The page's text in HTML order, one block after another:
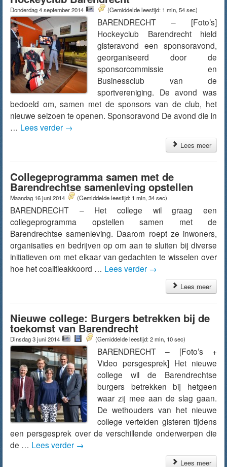
Donderdag 4 september 2014 (Gemiddelde leestijd: 1 min, 54 sec)
BARENDRECHT – [Foto’s]
Hockeyclub Barendrecht hield
gisteravond een sponsoravond,
georganiseerd door de
sponsorcommissie en
Businessclub van de
sportvereniging. De avond was
bedoeld om, samen met de sponsors van de club, het
nieuwe seizoen te openen. Sponsoravond De avond die in
… Lees verder →
Lees meer
Collegeprogramma samen met de
Barendrechtse samenleving opstellen
Maandag 16 juni 2014 (Gemiddelde leestijd: 1 min, 34 sec)
BARENDRECHT – Het college wil graag een
collegeprogramma opstellen samen met de
Barendrechtse samenleving. Daarom roept ze inwoners,
organisaties en bedrijven op om aan te sluiten bij diverse
initiatieven om met elkaar van gedachten te wisselen over
hoe het coalitieakkoord … Lees verder →
Lees meer
Nieuwe college: Burgers betrekken bij de
toekomst van Barendrecht
Dinsdag 3 juni 2014 (Gemiddelde leestijd: 2 min, 10 sec)
BARENDRECHT – [Foto’s +
Video persgesprek] Het nieuwe
college wil de Barendrechtse
burgers betrekken bij hetgeen
waar zij mee aan de slag gaan.
De wethouders van het nieuwe
college vertelden gisteren tijdens
een persgesprek over de verschillende onderwerpen die
de … Lees verder →
Lees meer